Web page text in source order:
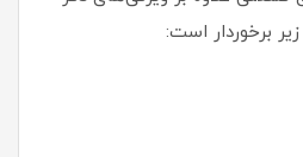
برخوردار است: